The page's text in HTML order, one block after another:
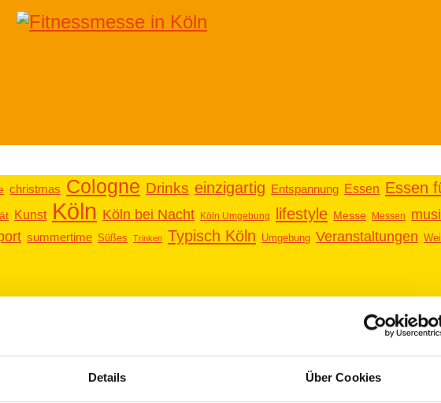
Details Über Cookies
christmas Cologne Drinks einzigartig Entspannung Essen Essen
Kunst Köln Köln bei Nacht Köln Umgebung lifestyle Messe Messen
summertime Süßes Trinken Typisch Köln Umgebung Veranstaltungen